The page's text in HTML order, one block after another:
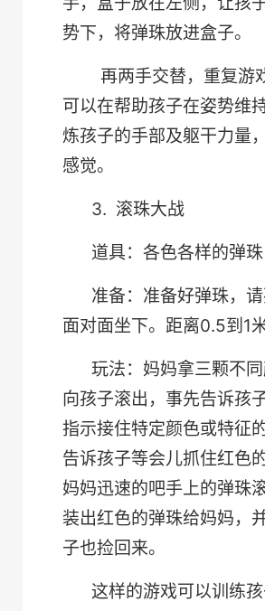
势下，将弹珠放进盒子。
再两手交替，重复游
可以在帮助孩子在姿势维
炼孩子的手部及躯干力量
感觉。
3. 滚珠大战
道具：各色各样的弹珠
准备：准备好弹珠，
面对面坐下。距离0.5到 1
玩法：妈妈拿三颗不
向孩子滚出，事先告诉孩
指示接住特定颜色或特征
告诉孩子等会儿抓住红色
妈妈迅速的吧手上的弹珠
装出红色的弹珠给妈妈，
子也捡回来。
这样的游戏可以训练